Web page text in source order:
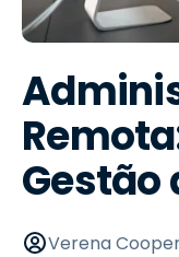
Gestão
Verena